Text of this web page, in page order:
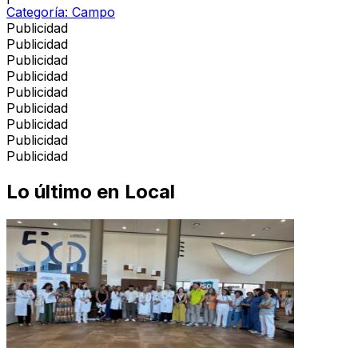
Categoría: Campo
Publicidad
Publicidad
Publicidad
Publicidad
Publicidad
Publicidad
Publicidad
Publicidad
Publicidad
Lo último en Local